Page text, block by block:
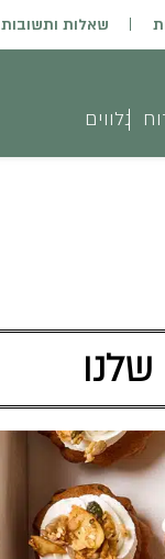
שאלות ותשובות
נלווים